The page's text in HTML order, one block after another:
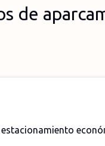
de
estacionamiento